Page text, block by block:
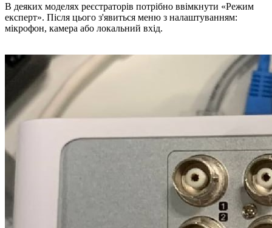
В деяких моделях реєстраторів потрібно ввімкнути «Режим
експерт». Після цього з'явиться меню з налаштуванням:
мікрофон, камера або локальний вхід.